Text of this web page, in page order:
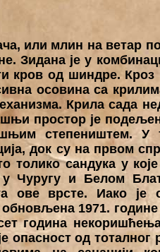
или млин на ветар
Зидана је у
кров од шиндре.
осовина са
Крила сада
простор је
степеништем. У
док су на првом
толико сандука у
Чуругу и Белом
ове врсте. Иако је
1971.
година
опасност од